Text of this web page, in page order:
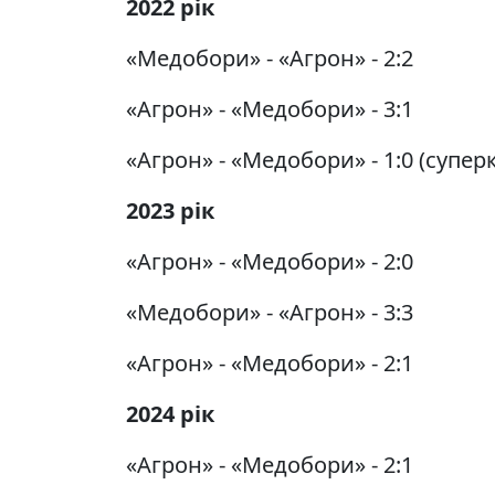
2022 рік
«Медобори» - «Агрон» - 2:2
«Агрон» - «Медобори» - 3:1
«Агрон» - «Медобори» - 1:0
2023 рік
«Агрон» - «Медобори» - 2:0
«Медобори» - «Агрон» - 3:3
«Агрон» - «Медобори» - 2:1
2024 рік
«Агрон» - «Медобори» - 2:1